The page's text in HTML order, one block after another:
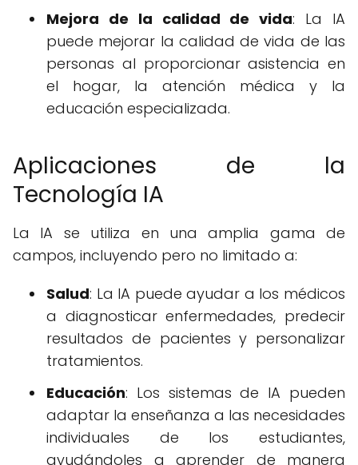
Mejora de la calidad de vida: La IA
puede mejorar la calidad de vida de las
personas al proporcionar asistencia en
el hogar, la atención médica y la
educación especializada.
Aplicaciones de la
Tecnología IA
La IA se utiliza en una amplia gama de
campos, incluyendo pero no limitado a:
Salud: La IA puede ayudar a los médicos
a diagnosticar enfermedades, predecir
resultados de pacientes y personalizar
tratamientos.
Educación: Los sistemas de IA pueden
adaptar la enseñanza a las necesidades
individuales de los estudiantes,
ayudándoles a aprender de manera